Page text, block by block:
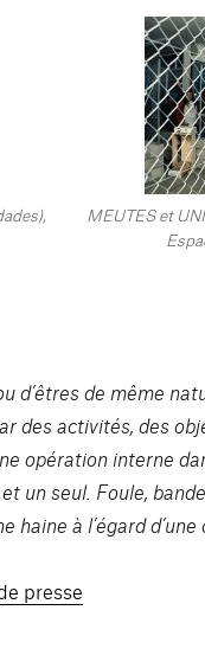
MEUTES et
d’êtres de même
des activités, des
opération interne
un seul. Foule,
à l’égard d’une
presse